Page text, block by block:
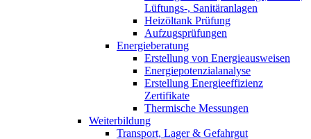
Lüftungs-, Sanitäranlagen
Heizöltank Prüfung
Aufzugsprüfungen
Energieberatung
Erstellung von Energieausweisen
Energiepotenzialanalyse
Erstellung Energieeffizienz
Zertifikate
Thermische Messungen
Weiterbildung
Transport, Lager & Gefahrgut